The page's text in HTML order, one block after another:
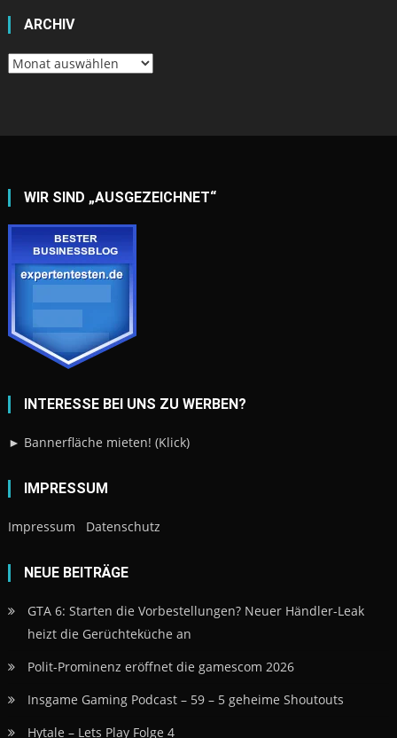
ARCHIV
Archiv
WIR SIND „AUSGEZEICHNET“
INTERESSE BEI UNS ZU WERBEN?
► Bannerfläche mieten! (Klick)
IMPRESSUM
Impressum Datenschutz
NEUE BEITRÄGE
GTA 6: Starten die Vorbestellungen? Neuer Händler-Leak
heizt die Gerüchteküche an
Polit-Prominenz eröffnet die gamescom 2026
Insgame Gaming Podcast – 59 – 5 geheime Shoutouts
Hytale – Lets Play Folge 4